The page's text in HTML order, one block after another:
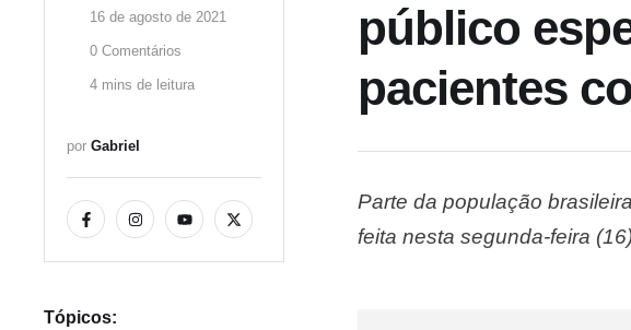
16 de agosto de 2021
0 Comentários
4 mins de leitura
por Gabriel
Tópicos:
público
pacientes
Parte da população
feita nesta segunda-feira